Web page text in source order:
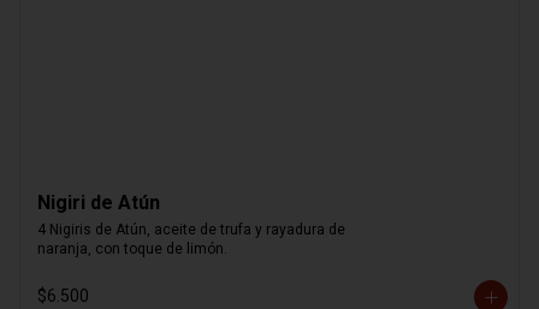
Nigiri de Atún
4 Nigiris de Atún, aceite de trufa y rayadura de
naranja, con toque de limón.
$6.500